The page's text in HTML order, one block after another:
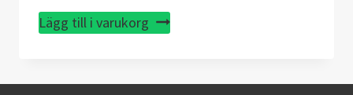
Lägg till i varukorg